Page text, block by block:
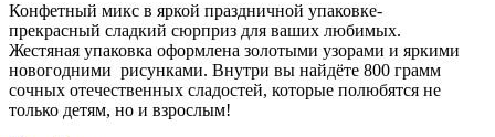
Конфетный микс в яркой праздничной упаковке-
прекрасный сладкий сюрприз для ваших любимых.
Жестяная упаковка оформлена золотыми узорами и яркими
новогодними рисунками. Внутри вы найдёте 800 грамм
сочных отечественных сладостей, которые полюбятся не
только детям, но и взрослым!